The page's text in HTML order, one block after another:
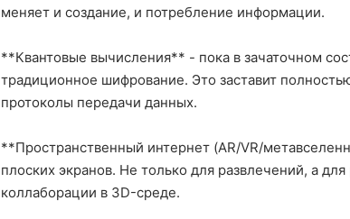
меняет и создание, и потребление информации.
**Квантовые вычисления** - пока в зачаточном
традиционное шифрование. Это заставит
протоколы передачи данных.
**Пространственный интернет (AR/VR/
плоских экранов. Не только для развлечений, а
коллаборации в 3D-среде.